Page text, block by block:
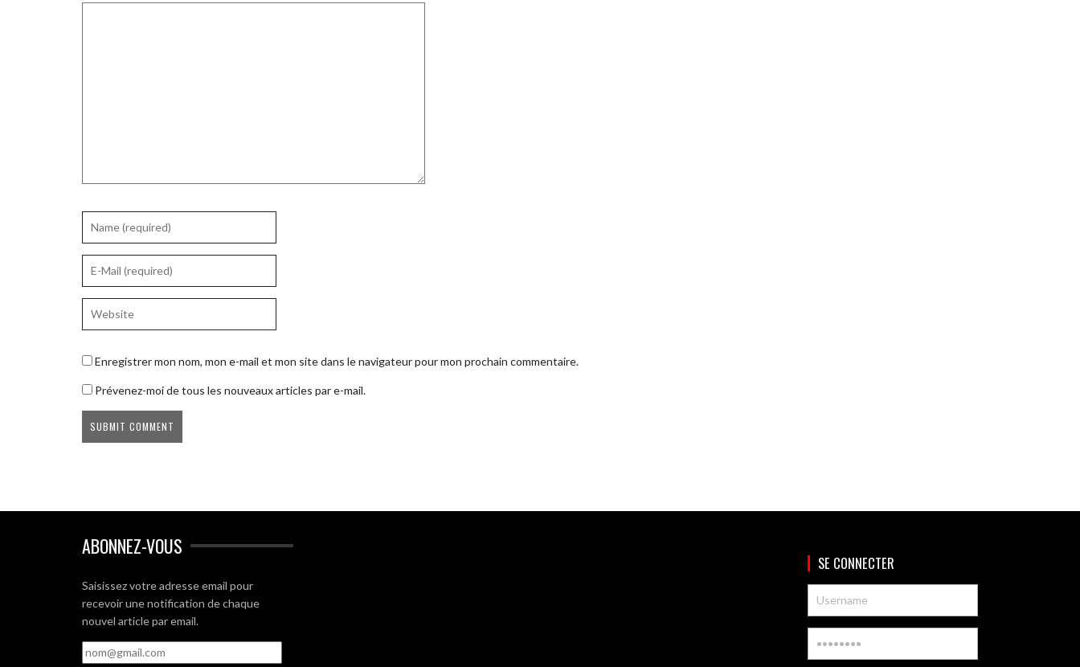
Enregistrer mon nom, mon e-mail et mon site dans le navigateur pour mon prochain commentaire.
Prévenez-moi de tous les nouveaux articles par e-mail.
ABONNEZ-VOUS
Saisissez votre adresse email pour
recevoir une notification de chaque
nouvel article par email.
nom@gmail.com
SE CONNECTER